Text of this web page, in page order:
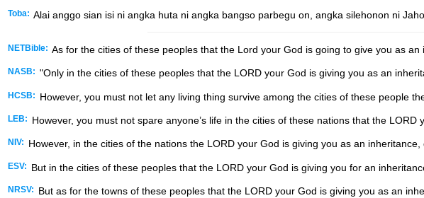
Toba: Alai anggo sian isi ni angka huta ni angka bangso parbegu on, angka silehonon ni
NETBible: As for the cities of these peoples that the Lord your God is going to give you as an
NASB: "Only in the cities of these peoples that the LORD your God is giving you as an
HCSB: However, you must not let any living thing survive among the cities of these people
LEB: However, you must not spare anyone’s life in the cities of these nations that the LORD
NIV: However, in the cities of the nations the LORD your God is giving you as an
ESV: But in the cities of these peoples that the LORD your God is giving you for an
NRSV: But as for the towns of these peoples that the LORD your God is giving you as an